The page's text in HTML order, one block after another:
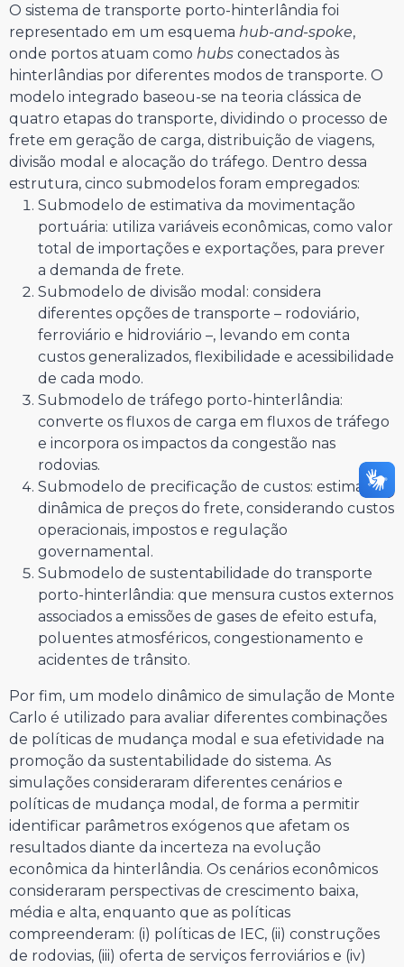
O sistema de transporte porto-hinterlândia foi
representado em um esquema hub-and-spoke,
onde portos atuam como hubs conectados às
hinterlândias por diferentes modos de transporte. O
modelo integrado baseou-se na teoria clássica de
quatro etapas do transporte, dividindo o processo de
frete em geração de carga, distribuição de viagens,
divisão modal e alocação do tráfego. Dentro dessa
estrutura, cinco submodelos foram empregados:
Submodelo de estimativa da movimentação
portuária: utiliza variáveis econômicas, como valor
total de importações e exportações, para prever
a demanda de frete.
Submodelo de divisão modal: considera
diferentes opções de transporte – rodoviário,
ferroviário e hidroviário –, levando em conta
custos generalizados, flexibilidade e acessibilidade
de cada modo.
Submodelo de tráfego porto-hinterlândia:
converte os fluxos de carga em fluxos de tráfego
e incorpora os impactos da congestão nas
rodovias.
Submodelo de precificação de custos: estima a
dinâmica de preços do frete, considerando custos
operacionais, impostos e regulação
governamental.
Submodelo de sustentabilidade do transporte
porto-hinterlândia: que mensura custos externos
associados a emissões de gases de efeito estufa,
poluentes atmosféricos, congestionamento e
acidentes de trânsito.
Por fim, um modelo dinâmico de simulação de Monte
Carlo é utilizado para avaliar diferentes combinações
de políticas de mudança modal e sua efetividade na
promoção da sustentabilidade do sistema. As
simulações consideraram diferentes cenários e
políticas de mudança modal, de forma a permitir
identificar parâmetros exógenos que afetam os
resultados diante da incerteza na evolução
econômica da hinterlândia. Os cenários econômicos
consideraram perspectivas de crescimento baixa,
média e alta, enquanto que as políticas
compreenderam: (i) políticas de IEC, (ii) construções
de rodovias, (iii) oferta de serviços ferroviários e (iv)